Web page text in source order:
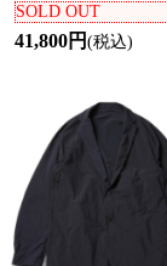
SOLD OUT
41,800円 (税込)